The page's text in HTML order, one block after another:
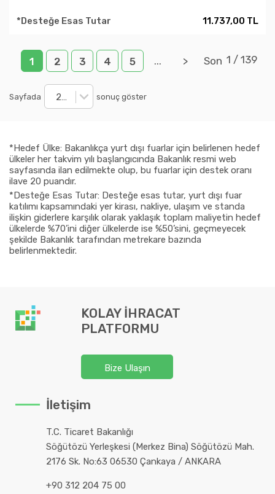
11.737,00 TL
1 2 3 4 5 ... > Son 1 / 139
Sayfada 20 sonuç göster
*Hedef Ülke: Bakanlıkça yurt dışı fuarlar için belirlenen hedef
ülkeler her takvim yılı başlangıcında Bakanlık resmi web
sayfasında ilan edilmekte olup, bu fuarlar için destek oranı
ilave 20 puandır.
*Desteğe Esas Tutar: Desteğe esas tutar, yurt dışı fuar
katılımı kapsamındaki yer kirası, nakliye, ulaşım ve standa
ilişkin giderlere karşılık olarak yaklaşık toplam maliyetin hedef
ülkelerde %70’ini diğer ülkelerde ise %50’sini, geçmeyecek
şekilde Bakanlık tarafından metrekare bazında
belirlenmektedir.
KOLAY İHRACAT
PLATFORMU
Bize Ulaşın
İletişim
T.C. Ticaret Bakanlığı
Söğütözü Yerleşkesi (Merkez Bina) Söğütözü Mah.
2176 Sk. No:63 06530 Çankaya / ANKARA
+90 312 204 75 00